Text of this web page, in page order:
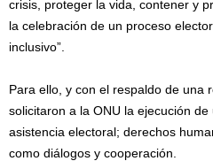
crisis, proteger la vida, contener y
la celebración de un proceso
inclusivo”.
Para ello, y con el respaldo de una
solicitaron a la ONU la ejecución
asistencia electoral; derechos
como diálogos y cooperación.